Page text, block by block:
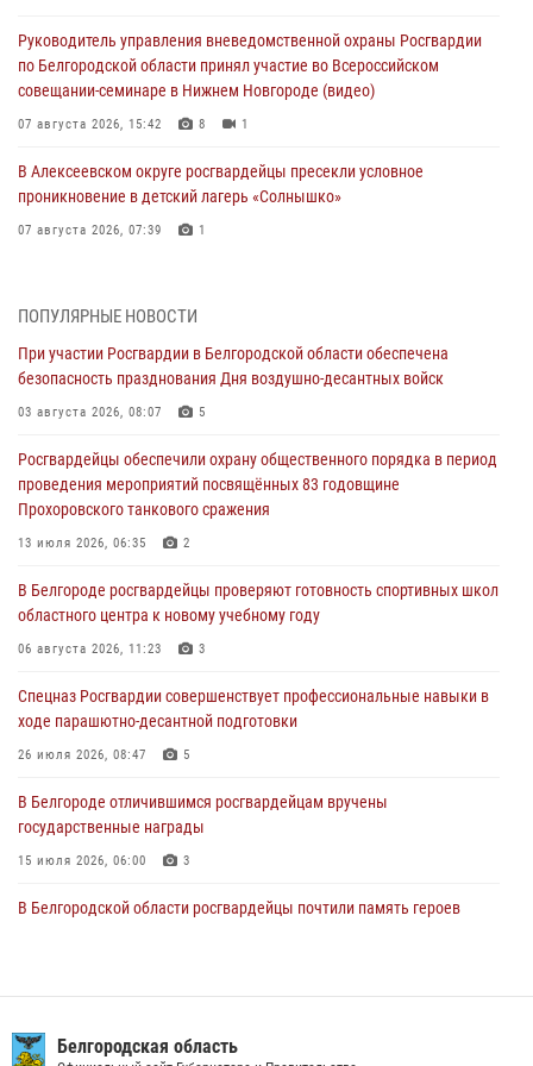
Руководитель управления вневедомственной охраны Росгвардии
по Белгородской области принял участие во Всероссийском
совещании-семинаре в Нижнем Новгороде (видео)
07 августа 2026, 15:42 8 1
В Алексеевском округе росгвардейцы пресекли условное
проникновение в детский лагерь «Солнышко»
07 августа 2026, 07:39 1
Подвиги героев‑росгвардейцев увековечили в новой музейной
экспозиции белгородского музея‑диорамы «Курская битва.
06 августа 2026, 12:05 3
В Белгороде росгвардейцы проверяют готовность спортивных школ
областного центра к новому учебному году
Росгвардия обеспечила общественную безопасность празднования
83-й годовщины освобождения г. Белгорода от немецко -
06 августа 2026, 06:54 3
Офицеры Росгвардии и ветераны войск правопорядка почтили
05 августа 2026, 17:12 2
ПОПУЛЯРНЫЕ НОВОСТИ
При участии Росгвардии в Белгородской области обеспечена
безопасность празднования Дня воздушно-десантных войск
03 августа 2026, 08:07 5
Росгвардейцы обеспечили охрану общественного порядка в период
проведения мероприятий посвящённых 83 годовщине
Прохоровского танкового сражения
13 июля 2026, 06:35 2
В Белгороде росгвардейцы проверяют готовность спортивных школ
областного центра к новому учебному году
06 августа 2026, 11:23 3
Спецназ Росгвардии совершенствует профессиональные навыки в
ходе парашютно-десантной подготовки
26 июля 2026, 08:47 5
В Белгороде отличившимся росгвардейцам вручены
государственные награды
15 июля 2026, 06:00 3
В Белгородской области росгвардейцы почтили память героев
беседу по профилактике аварийности
Белгородская область